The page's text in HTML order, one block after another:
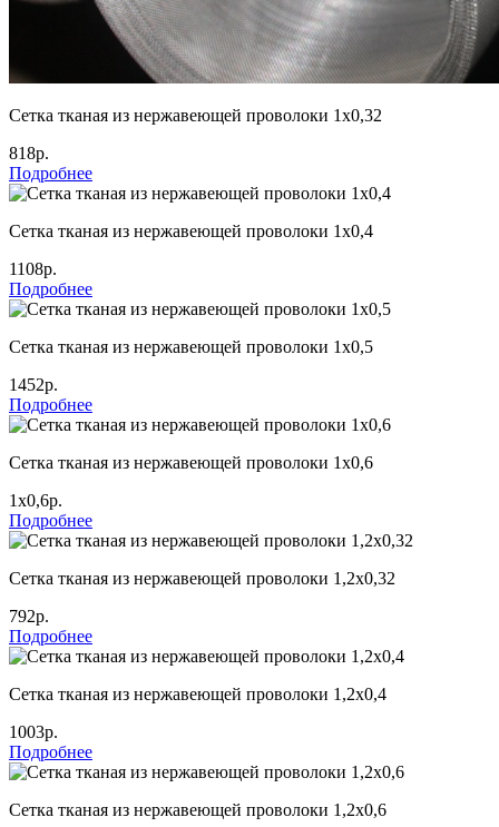
Сетка тканая из нержавеющей проволоки 1х0,32
818р.
Подробнее
Сетка тканая из нержавеющей проволоки 1х0,4
1108р.
Подробнее
Сетка тканая из нержавеющей проволоки 1х0,5
1452р.
Подробнее
Сетка тканая из нержавеющей проволоки 1х0,6
1х0,6р.
Подробнее
Сетка тканая из нержавеющей проволоки 1,2х0,32
792р.
Подробнее
Сетка тканая из нержавеющей проволоки 1,2х0,4
1003р.
Подробнее
Сетка тканая из нержавеющей проволоки 1,2х0,6